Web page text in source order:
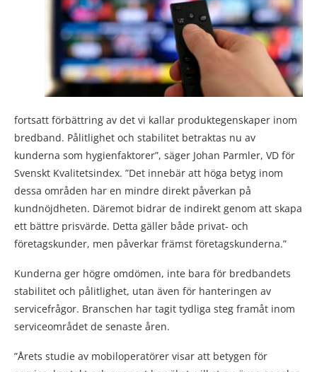
fortsatt förbättring av det vi kallar produktegenskaper inom
bredband. Pålitlighet och stabilitet betraktas nu av
kunderna som hygienfaktorer”, säger Johan Parmler, VD för
Svenskt Kvalitetsindex. ”Det innebär att höga betyg inom
dessa områden har en mindre direkt påverkan på
kundnöjdheten. Däremot bidrar de indirekt genom att skapa
ett bättre prisvärde. Detta gäller både privat- och
företagskunder, men påverkar främst företagskunderna.”
Kunderna ger högre omdömen, inte bara för bredbandets
stabilitet och pålitlighet, utan även för hanteringen av
servicefrågor. Branschen har tagit tydliga steg framåt inom
serviceområdet de senaste åren.
”Årets studie av mobiloperatörer visar att betygen för